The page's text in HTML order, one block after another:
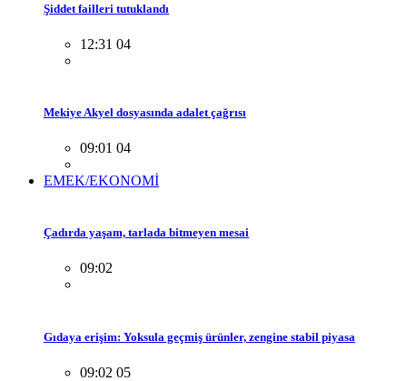
Şiddet failleri tutuklandı
12:31 04
Mekiye Akyel dosyasında adalet çağrısı
09:01 04
EMEK/EKONOMİ
Çadırda yaşam, tarlada bitmeyen mesai
09:02
Gıdaya erişim: Yoksula geçmiş ürünler, zengine stabil piyasa
09:02 05